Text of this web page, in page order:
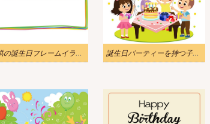
子供の誕生日フレームイラスト 誕生日パーティーを持つ子供たちのイラスト